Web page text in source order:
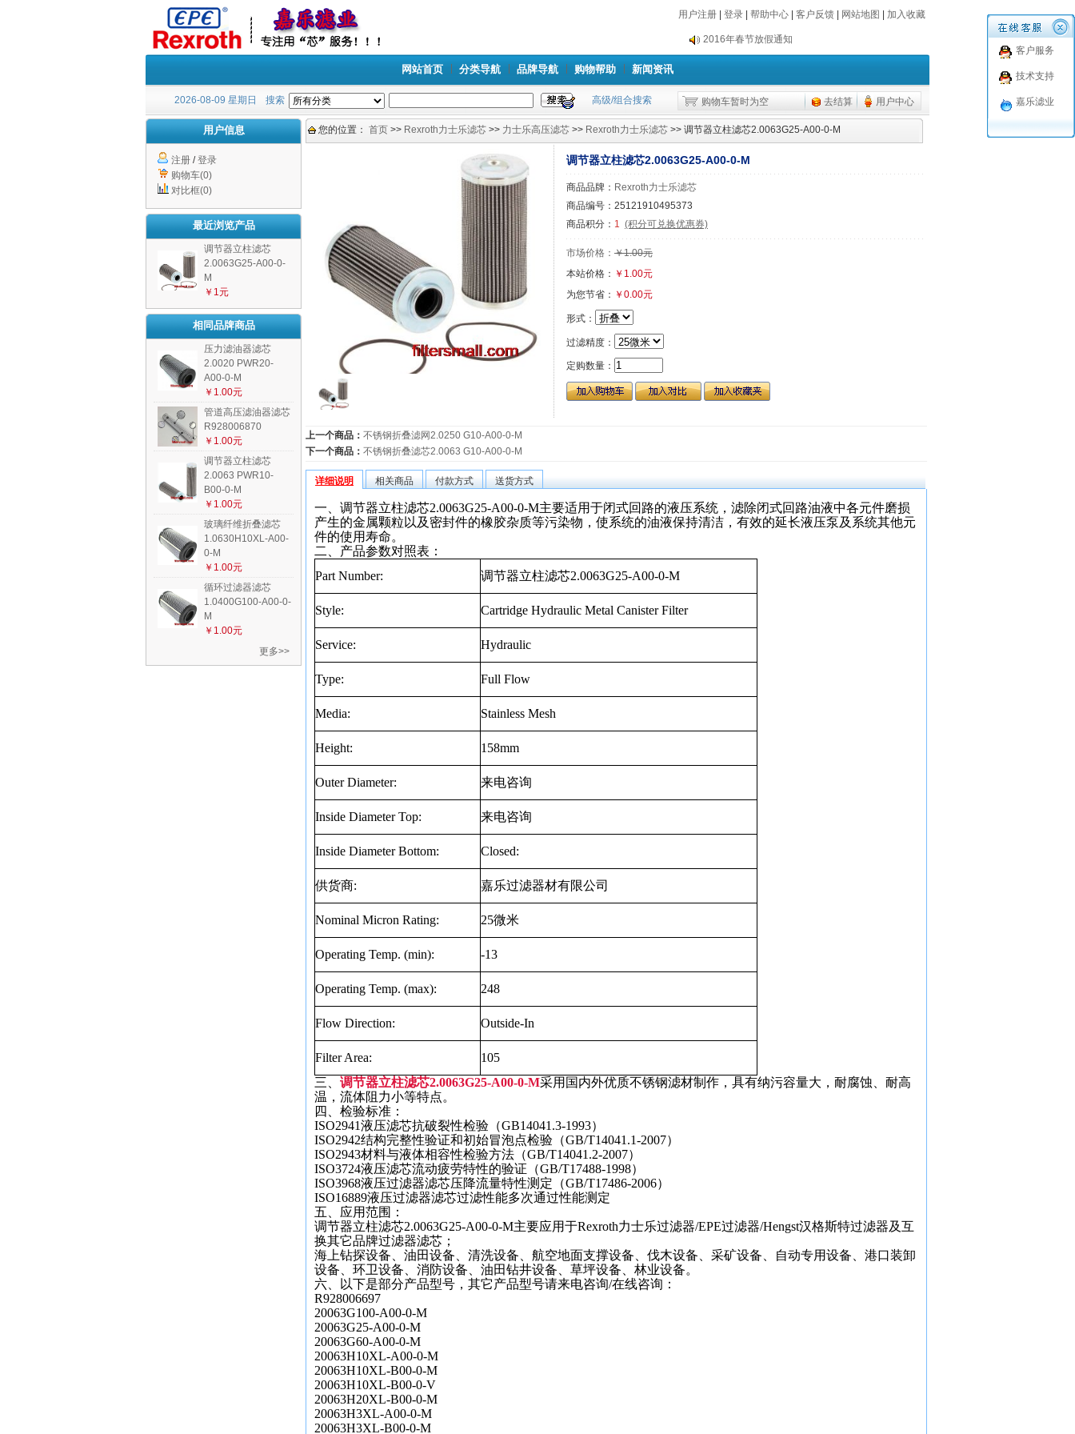
用户注册 登录 帮助中心 客户反馈 网站地图 加入收藏
2016年春节放假通知
网站首页 分类导航 品牌导航 购物帮助 新闻资讯
2026-08-09 星期日 搜索 高级/组合搜索 购物车暂时为空 去结算 用户中心
客户服务
技术支持
嘉乐滤业
用户信息
注册 /登录
购物车(0)
对比框(0)
最近浏览产品
调节器立柱滤芯
2.0063G25-A00-0-
M
￥1元
相同品牌商品
压力滤油器滤芯
2.0020 PWR20-
A00-0-M
￥1.00元
管道高压滤油器滤芯
R928006870
￥1.00元
调节器立柱滤芯
2.0063 PWR10-
B00-0-M
￥1.00元
玻璃纤维折叠滤芯
1.0630H10XL-A00-
0-M
￥1.00元
循环过滤器滤芯
1.0400G100-A00-0-
M
￥1.00元
更多>>
您的位置： 首页 >> Rexroth力士乐滤芯 >> 力士乐高压滤芯 >> Rexroth力士乐滤芯 >> 调节器立柱滤芯2.0063G25-A00-0-M
调节器立柱滤芯2.0063G25-A00-0-M
商品品牌： Rexroth力士乐滤芯
商品编号：25121910495373
商品积分： 1 (积分可兑换优惠券)
市场价格： ￥1.00元
本站价格： ￥1.00元
为您节省： ￥0.00元
形式：
过滤精度：
定购数量：
上一个商品： 不锈钢折叠滤网2.0250 G10-A00-0-M
下一个商品： 不锈钢折叠滤芯2.0063 G10-A00-0-M
详细说明 相关商品 付款方式 送货方式
一、调节器立柱滤芯2.0063G25-A00-0-M主要适用于闭式回路的液压系统，滤除闭式回路油液中各元件磨损
产生的金属颗粒以及密封件的橡胶杂质等污染物，使系统的油液保持清洁，有效的延长液压泵及系统其他元
件的使用寿命。
二、产品参数对照表：
Part Number:
调节器立柱滤芯2.0063G25-A00-0-M
Style: Cartridge Hydraulic Metal Canister Filter
Service: Hydraulic
Type: Full Flow
Media: Stainless Mesh
Height: 158mm
Outer Diameter: 来电咨询
Inside Diameter Top: 来电咨询
Inside Diameter Bottom: Closed:
供货商: 嘉乐过滤器材有限公司
Nominal Micron Rating: 25微米
Operating Temp. (min): -13
Operating Temp. (max): 248
Flow Direction: Outside-In
Filter Area:
105
三、 调节器立柱滤芯2.0063G25-A00-0-M采用国内外优质不锈钢滤材制作，具有纳污容量大，耐腐蚀、耐高
温，流体阻力小等特点。
四、检验标准：
ISO2941液压滤芯抗破裂性检验（GB14041.3-1993）
ISO2942结构完整性验证和初始冒泡点检验（GB/T14041.1-2007）
ISO2943材料与液体相容性检验方法（GB/T14041.2-2007）
ISO3724液压滤芯流动疲劳特性的验证（GB/T17488-1998）
ISO3968液压过滤器滤芯压降流量特性测定（GB/T17486-2006）
ISO16889液压过滤器滤芯过滤性能多次通过性能测定
五、应用范围：
调节器立柱滤芯2.0063G25-A00-0-M主要应用于Rexroth力士乐过滤器/EPE过滤器/Hengst汉格斯特过滤器及互
换其它品牌过滤器滤芯；
海上钻探设备、油田设备、清洗设备、航空地面支撑设备、伐木设备、采矿设备、自动专用设备、港口装卸
设备、环卫设备、消防设备、油田钻井设备、草坪设备、林业设备。
六、以下是部分产品型号，其它产品型号请来电咨询/在线咨询：
R928006697
20063G100-A00-0-M
20063G25-A00-0-M
20063G60-A00-0-M
20063H10XL-A00-0-M
20063H10XL-B00-0-M
20063H10XL-B00-0-V
20063H20XL-B00-0-M
20063H3XL-A00-0-M
20063H3XL-B00-0-M